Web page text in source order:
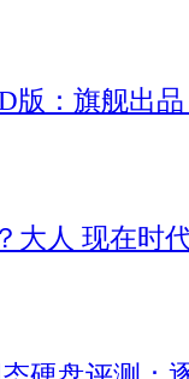
版：旗舰出
大人 现在时